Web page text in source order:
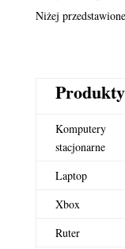
Niżej
Komputery
stacjonarne
Laptop
Xbox
Ruter